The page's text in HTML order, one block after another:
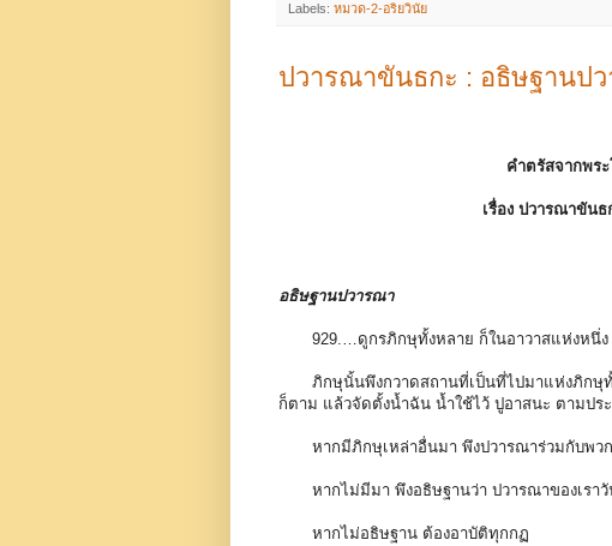
Labels: หมวด-2-อริยวินัย
ปวารณาขันธกะ : อธิษฐานป
คำตรัสจากพร
เรื่อง ปวารณาขันธ
อธิษฐานปวารณา
929.…ดูกรภิกษุทั้งหลาย ก็ในอาวาสแห่งหนึ่ง
ภิกษุนั้นพึงกวาดสถานที่เป็นที่ไปมาแห่งภิกษุ
ก็ตาม แล้วจัดตั้งน้ำฉัน น้ำใช้ไว้ ปูอาสนะ ตามปร
หากมีภิกษุเหล่าอื่นมา พึงปวารณาร่วมกับพว
หากไม่มีมา พึงอธิษฐานว่า ปวารณาของเรา
หากไม่อธิษฐาน ต้องอาบัติทุกกฏ